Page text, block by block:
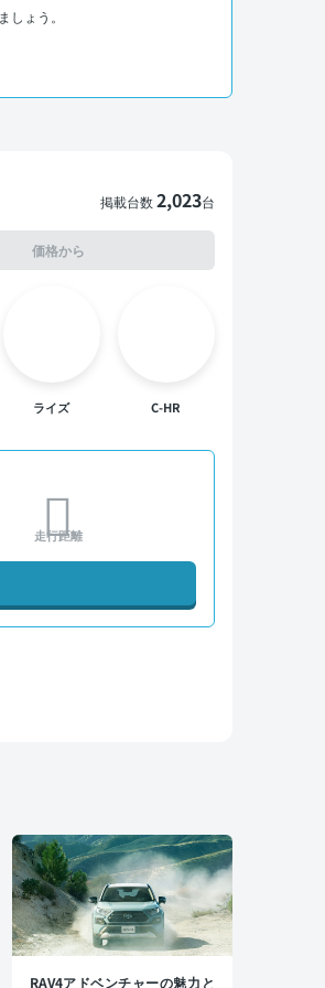
ょう。
掲載台数2,023台
価格から
ライズ C-HR
走行距離
RAV4アドベンチャーの魅力と